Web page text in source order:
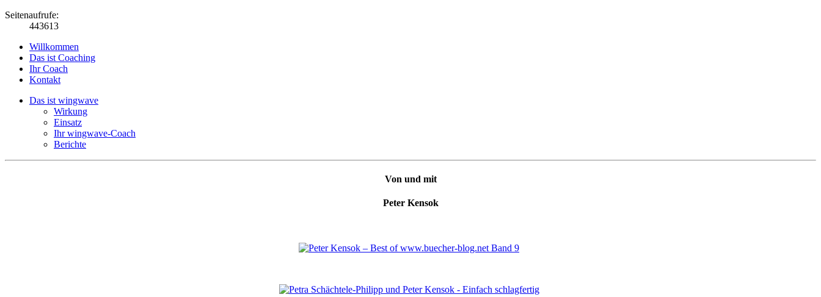
Seitenaufrufe:
443613
Willkommen
Das ist Coaching
Ihr Coach
Kontakt
Das ist wingwave
Wirkung
Einsatz
Ihr wingwave-Coach
Berichte
Von und mit
Peter Kensok